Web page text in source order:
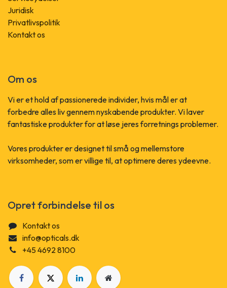
Juridisk
Privatlivspolitik
Kontakt os
Om os
Vi er et hold af passionerede individer, hvis mål er at
forbedre alles liv gennem nyskabende produkter. Vi laver
fantastiske produkter for at løse jeres forretnings problemer.
Vores produkter er designet til små og mellemstore
virksomheder, som er villige til, at optimere deres ydeevne.
Opret forbindelse til os
Kontakt os
info@opticals.dk
+45 4692 8100